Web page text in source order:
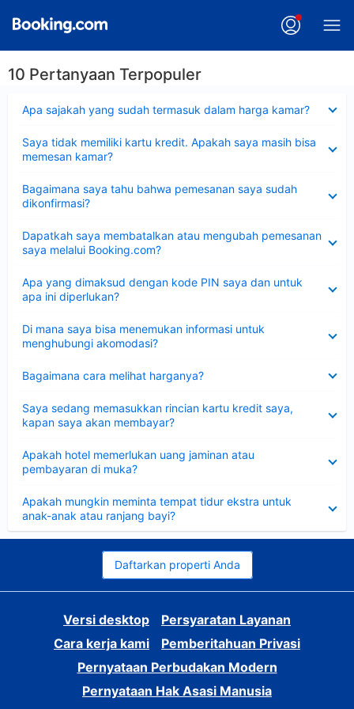
10 Pertanyaan Terpopuler
Apa sajakah yang sudah termasuk dalam harga kamar?
Saya tidak memiliki kartu kredit. Apakah saya masih bisa
memesan kamar?
Bagaimana saya tahu bahwa pemesanan saya sudah
dikonfirmasi?
Dapatkah saya membatalkan atau mengubah pemesanan
saya melalui Booking.com?
Apa yang dimaksud dengan kode PIN saya dan untuk
apa ini diperlukan?
Di mana saya bisa menemukan informasi untuk
menghubungi akomodasi?
Bagaimana cara melihat harganya?
Saya sedang memasukkan rincian kartu kredit saya,
kapan saya akan membayar?
Apakah hotel memerlukan uang jaminan atau
pembayaran di muka?
Apakah mungkin meminta tempat tidur ekstra untuk
anak-anak atau ranjang bayi?
Daftarkan properti Anda
Versi desktop
Persyaratan Layanan
Cara kerja kami
Pemberitahuan Privasi
Pernyataan Perbudakan Modern
Pernyataan Hak Asasi Manusia